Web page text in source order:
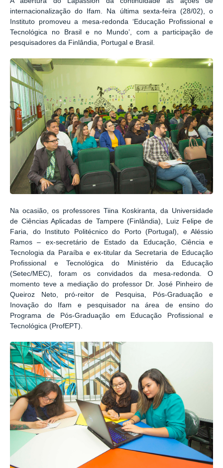
internacionalização do Ifam. Na última sexta-feira (28/02), o
Instituto promoveu a mesa-redonda ‘Educação Profissional e
Tecnológica no Brasil e no Mundo’, com a participação de
pesquisadores da Finlândia, Portugal e Brasil.
Na ocasião, os professores Tiina Koskiranta, da Universidade
de Ciências Aplicadas de Tampere (Finlândia), Luiz Felipe de
Faria, do Instituto Politécnico do Porto (Portugal), e Aléssio
Ramos – ex-secretário de Estado da Educação, Ciência e
Tecnologia da Paraíba e ex-titular da Secretaria de Educação
Profissional e Tecnológica do Ministério da Educação
(Setec/MEC), foram os convidados da mesa-redonda. O
momento teve a mediação do professor Dr. José Pinheiro de
Queiroz Neto, pró-reitor de Pesquisa, Pós-Graduação e
Inovação do Ifam e pesquisador na área de ensino do
Programa de Pós-Graduação em Educação Profissional e
Tecnológica (ProfEPT).